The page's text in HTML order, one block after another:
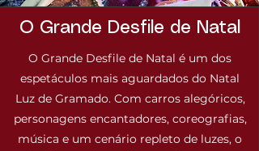
O Grande Desfile de Natal
O Grande Desfile de Natal é um dos
espetáculos mais aguardados do Natal
Luz de Gramado. Com carros alegóricos,
personagens encantadores, coreografias,
música e um cenário repleto de luzes, o